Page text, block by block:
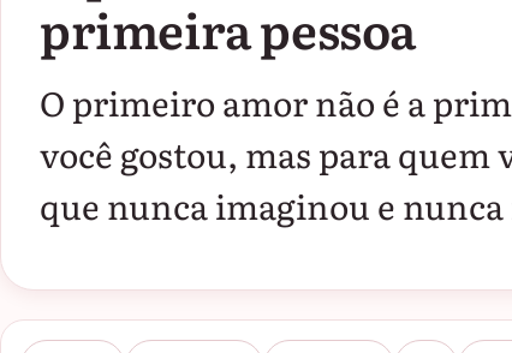
primeira pessoa
O primeiro amor não é a
você gostou, mas para quem
que nunca imaginou e nunca